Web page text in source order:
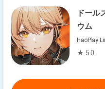
ドール
ウム
HaoPlay
★ 5.0